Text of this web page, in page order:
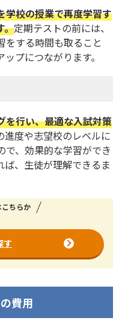
学校の授業で再度学習す
。定期テストの前には、
をする時間も取ること
プにつながります。
を行い、最適な入試対策
進度や志望校のレベルに
で、効果的な学習ができ
ば、生徒が理解できるま
ちらか
す
費用